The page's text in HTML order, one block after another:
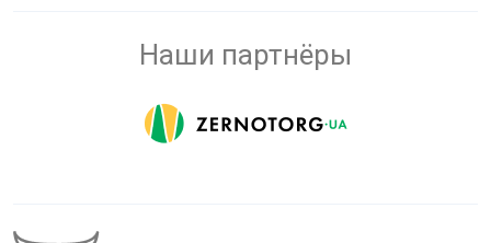
Наши партнёры